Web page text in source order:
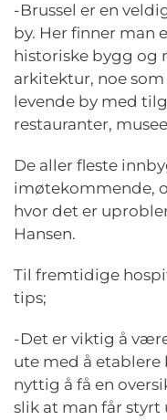
-Brussel er en
by. Her finner man
historiske bygg og
arkitektur, noe
levende by med
restauranter,
De aller fleste
imøtekommende,
hvor det er
Hansen.
Til fremtidige
tips;
-Det er viktig å
ute med å
nyttig å få en
slik at man får